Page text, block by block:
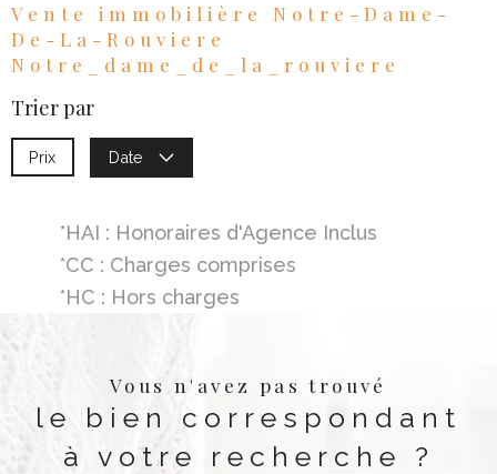
Vente immobilière Notre-Dame-
De-La-Rouviere
Notre_dame_de_la_rouviere
Trier par
Prix Date
*HAI : Honoraires d'Agence Inclus
*CC : Charges comprises
*HC : Hors charges
Vous n'avez pas trouvé
le bien correspondant
à votre recherche ?